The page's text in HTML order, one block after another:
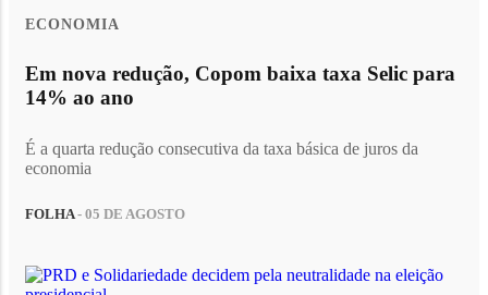
ECONOMIA
Em nova redução, Copom baixa taxa Selic para
14% ao ano
É a quarta redução consecutiva da taxa básica de juros da
economia
FOLHA- 05 DE AGOSTO